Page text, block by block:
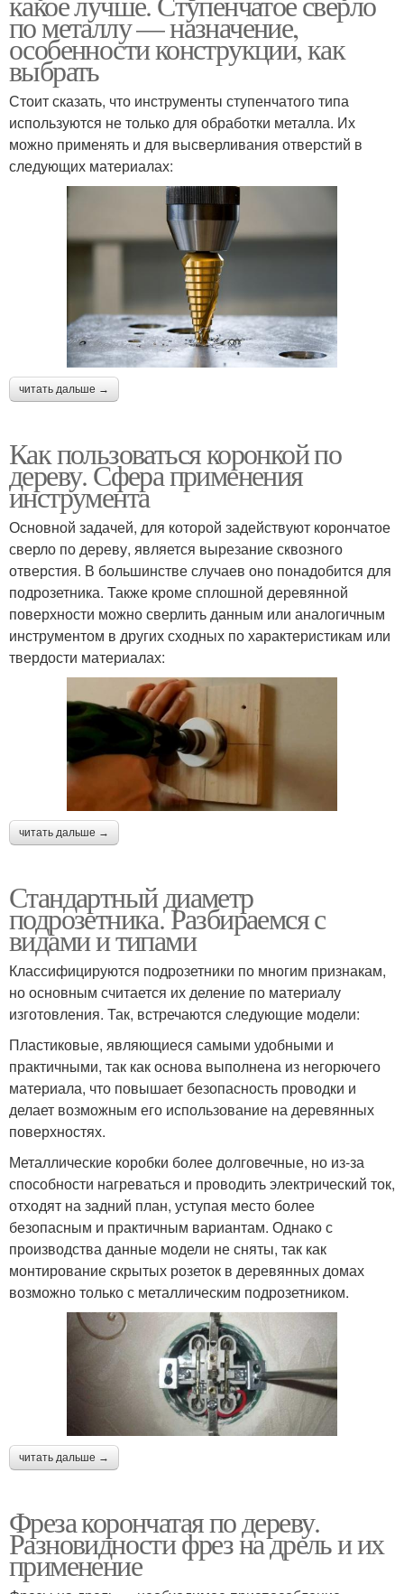
по металлу — назначение,
особенности конструкции, как
выбрать
Стоит сказать, что инструменты ступенчатого типа
используются не только для обработки металла. Их
можно применять и для высверливания отверстий в
следующих материалах:
читать дальше →
Как пользоваться коронкой по
дереву. Сфера применения
инструмента
Основной задачей, для которой задействуют корончатое
сверло по дереву, является вырезание сквозного
отверстия. В большинстве случаев оно понадобится для
подрозетника. Также кроме сплошной деревянной
поверхности можно сверлить данным или аналогичным
инструментом в других сходных по характеристикам или
твердости материалах:
читать дальше →
Стандартный диаметр
подрозетника. Разбираемся с
видами и типами
Классифицируются подрозетники по многим признакам,
но основным считается их деление по материалу
изготовления. Так, встречаются следующие модели:
Пластиковые, являющиеся самыми удобными и
практичными, так как основа выполнена из негорючего
материала, что повышает безопасность проводки и
делает возможным его использование на деревянных
поверхностях.
Металлические коробки более долговечные, но из-за
способности нагреваться и проводить электрический ток,
отходят на задний план, уступая место более
безопасным и практичным вариантам. Однако с
производства данные модели не сняты, так как
монтирование скрытых розеток в деревянных домах
возможно только с металлическим подрозетником.
читать дальше →
Фреза корончатая по дереву.
Разновидности фрез на дрель и их
применение